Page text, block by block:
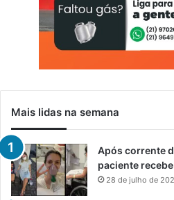
Mais lidas na semana
Após corrente
paciente
28 de julho de